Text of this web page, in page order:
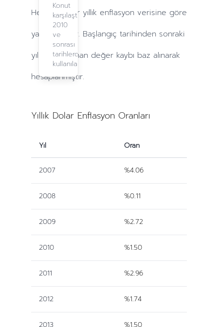
Konut
karşılaştırma,
2010
ve
sonrası
tarihlerde
kullanılabilir.
Hesaplamalar yıllık enflasyon verisine göre
yapılmaktadır. Başlangıç tarihinden sonraki
yıllardayaşanan değer kaybı baz alınarak
hesaplanmıştır.
Yıllık Dolar Enflasyon Oranları
Yıl Oran
2007 %4.06
2008 %0.11
2009 %2.72
2010 %1.50
2011 %2.96
2012 %1.74
2013 %1.50